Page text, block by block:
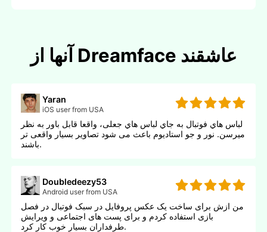
آنها از Dreamface عاشقند
Yaran
iOS user from USA
لباس هاي فوتبال به جاي لباس هاي جعلی، واقعا قابل باور به نظر
ميرسن. نور و جو استادیوم باعث می شود تصاویر بسیار واقعی تر
باشند.
Doubledeezy53
Android user from USA
من ازش برای ساخت یک عکس پروفایل در سبک فوتبال در فصل
بازی استفاده کردم و برای پست های اجتماعی و ویرایش
طرفداران بسیار خوب کار کرد.